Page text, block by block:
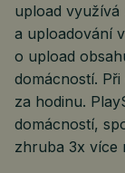
upload využívá
a uploadování
o upload
domácností.
za hodinu.
domácností,
zhruba 3x více